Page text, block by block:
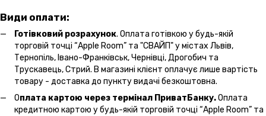
Види оплати:
Готівковий розрахунок. Оплата готівкою у будь-якій
торговій точці “Apple Room” та "СВАЙП" у містах Львів,
Тернопіль, Івано-Франківськ, Чернівці, Дрогобич та
Трускавець, Стрий. В магазині клієнт оплачує лише вартість
товару - доставка до пункту видачі безкоштовна.
Оплата картою через термінал ПриватБанку.Оплата
кредитною картою у будь-якій торговій точці “Apple Room” та